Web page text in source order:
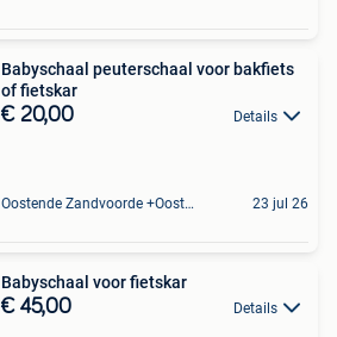
Babyschaal peuterschaal voor bakfiets
of fietskar
€ 20,00 Details
Oostende Zandvoorde +Oostende 23 jul 26
Babyschaal voor fietskar
€ 45,00 Details